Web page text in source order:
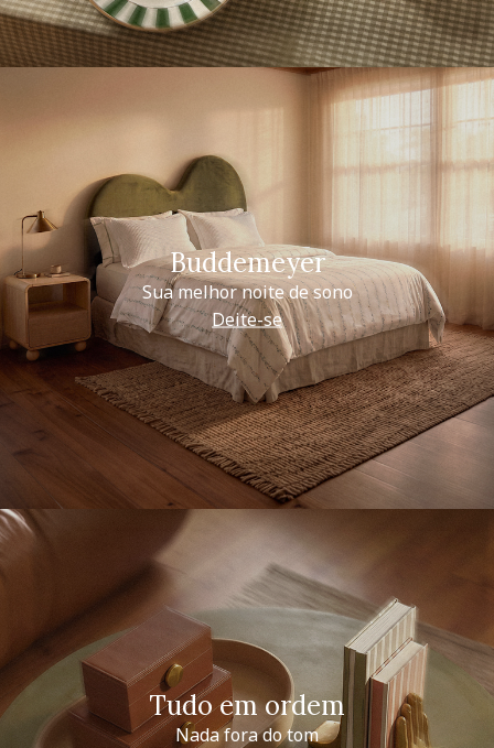
Buddemeyer
Sua melhor noite de sono
Deite-se
Tudo em ordem
Nada fora do tom